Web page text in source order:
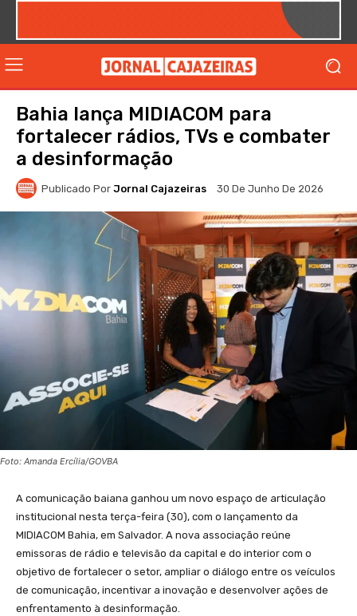
Bahia lança MIDIACOM para
fortalecer rádios, TVs e combater
a desinformação
Publicado Por Jornal Cajazeiras 30 De Junho De 2026
Foto: Amanda Ercília/GOVBA
A comunicação baiana ganhou um novo espaço de articulação
institucional nesta terça-feira (30), com o lançamento da
MIDIACOM Bahia, em Salvador. A nova associação reúne
emissoras de rádio e televisão da capital e do interior com o
objetivo de fortalecer o setor, ampliar o diálogo entre os veículos
de comunicação, incentivar a inovação e desenvolver ações de
enfrentamento à desinformação.